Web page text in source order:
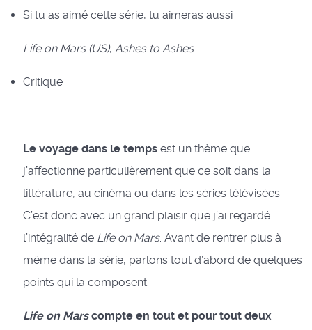
Si tu as aimé cette série, tu aimeras aussi
Life on Mars (US), Ashes to Ashes...
Critique
Le voyage dans le tempsest un thème que
j’affectionne particulièrement que ce soit dans la
littérature, au cinéma ou dans les séries télévisées.
C’est donc avec un grand plaisir que j’ai regardé
l’intégralité de Life on Mars. Avant de rentrer plus à
même dans la série, parlons tout d’abord de quelques
points qui la composent.
Life on Marscompte en tout et pour tout deux